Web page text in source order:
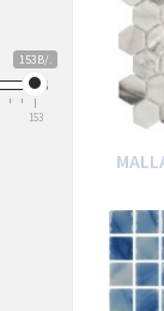
153B/.
153